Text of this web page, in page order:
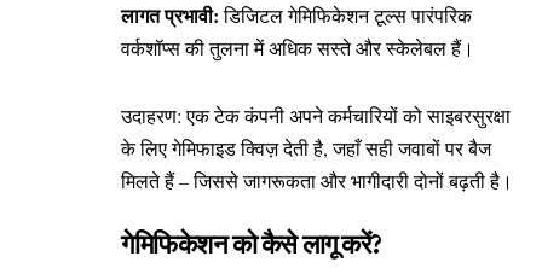
लागत प्रभावी:डिजिटल गेमिफिकेशन टूल्स पारंपरिक
वर्कशॉप्स की तुलना में अधिक सस्ते और स्केलेबल हैं।
उदाहरण: एक टेक कंपनी अपने कर्मचारियों को साइबरसुरक्षा
के लिए गेमिफाइड क्विज़ देती है, जहाँ सही जवाबों पर बैज
मिलते हैं – जिससे जागरूकता और भागीदारी दोनों बढ़ती है।
गेमिफिकेशन को कैसे लागू करें?